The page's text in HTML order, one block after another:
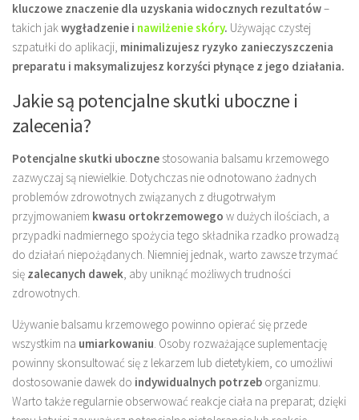
kluczowe znaczenie dla uzyskania widocznych rezultatów–
takich jakwygładzenie i nawilżenie skóry. Używając czystej
szpatułki do aplikacji, minimalizujesz ryzyko zanieczyszczenia
preparatu i maksymalizujesz korzyści płynące z jego działania.
Jakie są potencjalne skutki uboczne i
zalecenia?
Potencjalne skutki uboczne stosowania balsamu krzemowego
zazwyczaj są niewielkie. Dotychczas nie odnotowano żadnych
problemów zdrowotnych związanych z długotrwałym
przyjmowaniem kwasu ortokrzemowego w dużych ilościach, a
przypadki nadmiernego spożycia tego składnika rzadko prowadzą
do działań niepożądanych. Niemniej jednak, warto zawsze trzymać
się zalecanych dawek, aby uniknąć możliwych trudności
zdrowotnych.
Używanie balsamu krzemowego powinno opierać się przede
wszystkim na umiarkowaniu. Osoby rozważające suplementację
powinny skonsultować się z lekarzem lub dietetykiem, co umożliwi
dostosowanie dawek do indywidualnych potrzeb organizmu.
Warto także regularnie obserwować reakcje ciała na preparat; dzięki